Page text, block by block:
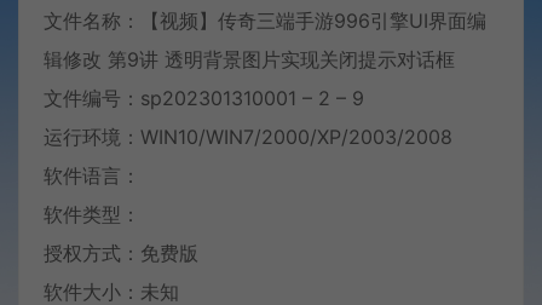
文件名称：【视频】传奇三端手游996引擎UI界面编
辑修改 第9讲 透明背景图片实现关闭提示对话框
文件编号：sp202301310001 – 2 – 9
运行环境：WIN10/WIN7/2000/XP/2003/2008
软件语言：
软件类型：
授权方式：免费版
软件大小：未知